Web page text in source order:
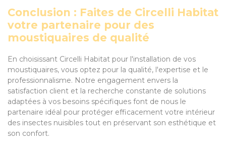
Conclusion : Faites de Circelli Habitat
votre partenaire pour des
moustiquaires de qualité
En choisissant Circelli Habitat pour l'installation de vos
moustiquaires, vous optez pour la qualité, l'expertise et le
professionnalisme. Notre engagement envers la
satisfaction client et la recherche constante de solutions
adaptées à vos besoins spécifiques font de nous le
partenaire idéal pour protéger efficacement votre intérieur
des insectes nuisibles tout en préservant son esthétique et
son confort.